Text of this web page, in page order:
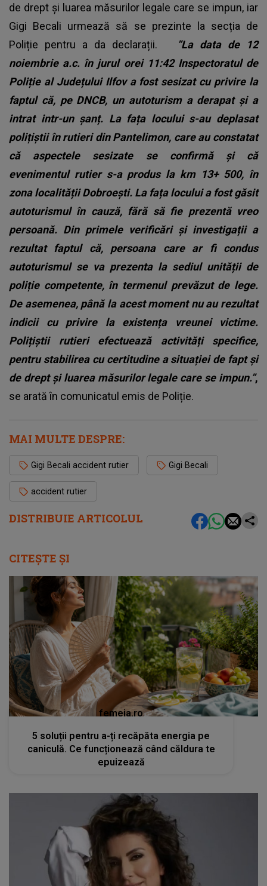
DISTRIBUIE ARTICOLUL
de drept și luarea măsurilor legale care se impun, iar
Gigi Becali urmează să se prezinte la secția de
Poliție pentru a da declarații.
”La data de 12
noiembrie a.c. în jurul orei 11:42 Inspectoratul de
Poliție al Județului Ilfov a fost sesizat cu privire la
faptul că, pe DNCB, un autoturism a derapat și a
intrat intr-un șanț. La fața locului s-au deplasat
polițiștii în rutieri din Pantelimon, care au constatat
că aspectele sesizate se confirmă și că
evenimentul rutier s-a produs la km 13+ 500, în
zona localității Dobroești. La fața locului a fost găsit
autoturismul în cauză, fără să fie prezentă vreo
persoană. Din primele verificări și investigații a
rezultat faptul că, persoana care ar fi condus
autoturismul se va prezenta la sediul unității de
poliție competente, în termenul prevăzut de lege.
De asemenea, până la acest moment nu au rezultat
indicii cu privire la existența vreunei victime.
Polițiștii rutieri efectuează activități specifice,
pentru stabilirea cu certitudine a situației de fapt și
de drept și luarea măsurilor legale care se impun.”,
se arată în comunicatul emis de Poliție.
MAI MULTE DESPRE:
Gigi Becali accident rutier Gigi Becali
accident rutier
CITEȘTE ȘI
femeia.ro
5 soluții pentru a-ți recăpăta energia pe
caniculă. Ce funcționează când căldura te
epuizează